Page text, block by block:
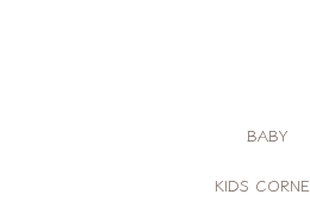
BABY
KIDS